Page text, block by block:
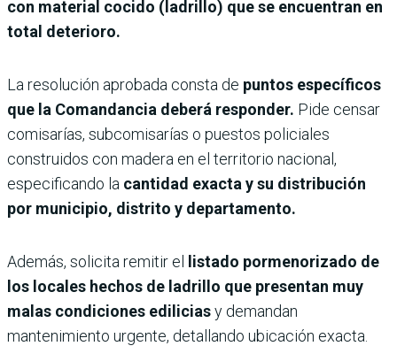
con material cocido (ladrillo) que se encuentran en
total deterioro.
La resolución aprobada consta de puntos específicos
que la Comandancia deberá responder. Pide censar
comisarías, subcomisarías o puestos policiales
construidos con madera en el territorio nacional,
especificando la cantidad exacta y su distribución
por municipio, distrito y departamento.
Además, solicita remitir el listado pormenorizado de
los locales hechos de ladrillo que presentan muy
malas condiciones ediliciasy demandan
mantenimiento urgente, detallando ubicación exacta.